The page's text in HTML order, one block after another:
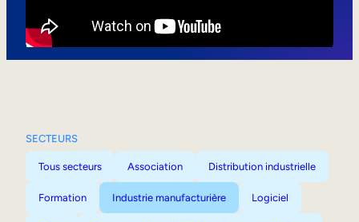
SECTEURS
Tous secteurs Association Distribution industrielle
Formation Industrie manufacturière Logiciel